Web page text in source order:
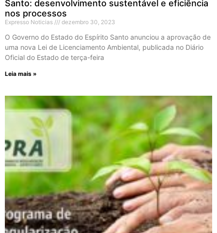
Santo: desenvolvimento sustentável e eficiência
nos processos
Expresso Noticias dezembro 30, 2023
O Governo do Estado do Espírito Santo anunciou a aprovação de
uma nova Lei de Licenciamento Ambiental, publicada no Diário
Oficial do Estado de terça-feira
Leia mais »